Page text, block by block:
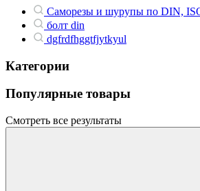
Саморезы и шурупы по DIN,
болт din
dgfrdfhggtfjytkyul
Категории
Популярные товары
Смотреть все результаты